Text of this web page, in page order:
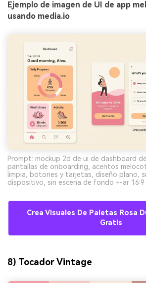
Ejemplo de imagen de UI de app
usando media.io
Prompt: mockup 2d de ui de dashboard
pantallas de onboarding, acentos
limpia, botones y tarjetas, diseño plano,
dispositivo, sin escena de fondo --ar 16:9
Crea Visuales De Paletas Rosa
Gratis
8) Tocador Vintage